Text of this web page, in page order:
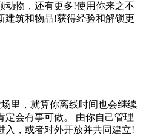
动物，还有更多!使用你来之不
建筑和物品!获得经验和解锁更
里，就算你离线时间也会继续
定会有事可做。 由你自己管理
入，或者对外开放并共同建立!